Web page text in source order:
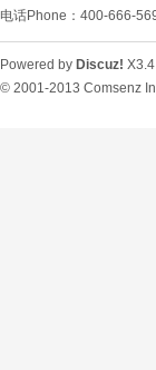
电话Phone：400-666-
Powered by Discuz! X3.4
© 2001-2013 Comsenz